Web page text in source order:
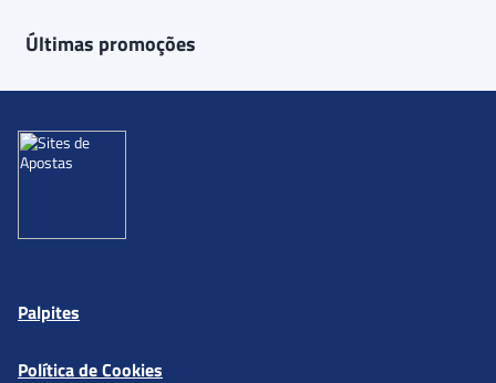
Últimas promoções
Palpites
Política de Cookies